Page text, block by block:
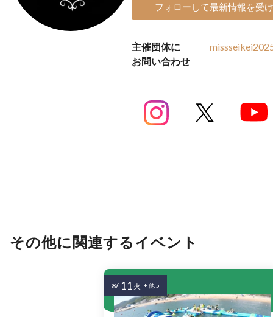
フォローして最新情報を受
主催団体に
お問い合わせ
その他に関連するイベント
8/ 11 火 + 他 5